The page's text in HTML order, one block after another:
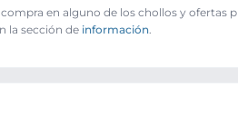
en alguno de los chollos y ofertas
la sección de información